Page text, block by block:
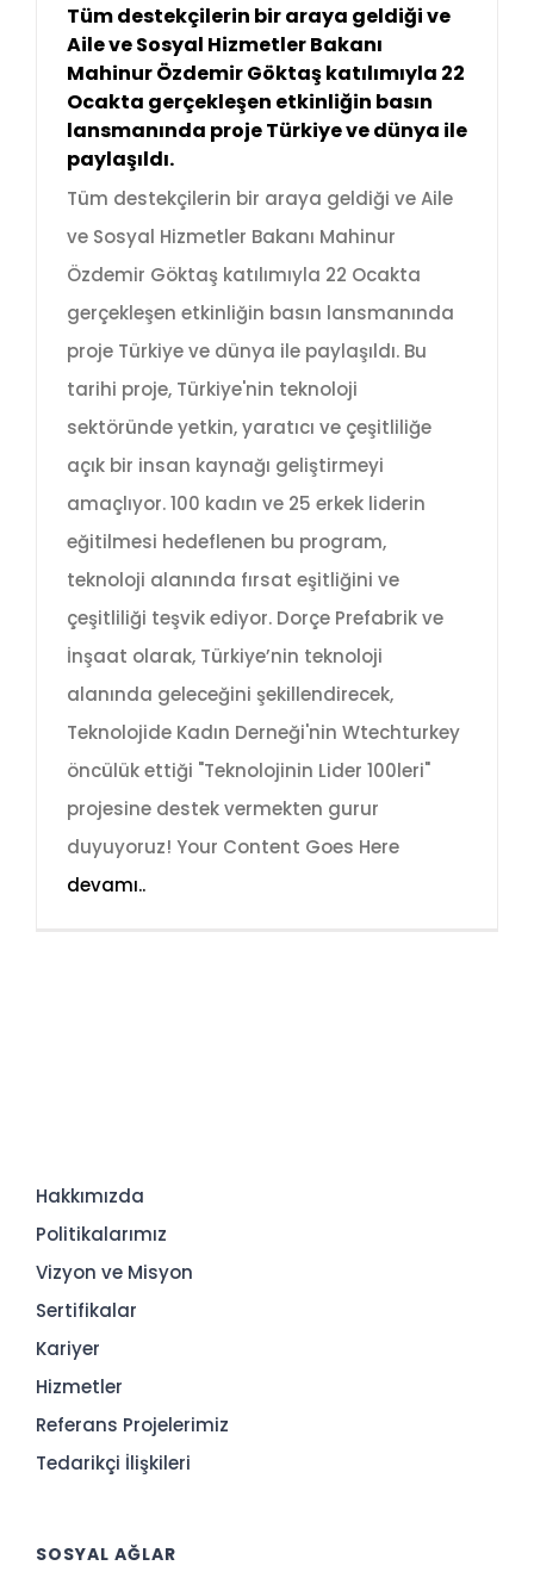
Tüm destekçilerin bir araya geldiği ve
Aile ve Sosyal Hizmetler Bakanı
Mahinur Özdemir Göktaş katılımıyla 22
Ocakta gerçekleşen etkinliğin basın
lansmanında proje Türkiye ve dünya ile
paylaşıldı.
Tüm destekçilerin bir araya geldiği ve Aile
ve Sosyal Hizmetler Bakanı Mahinur
Özdemir Göktaş katılımıyla 22 Ocakta
gerçekleşen etkinliğin basın lansmanında
proje Türkiye ve dünya ile paylaşıldı. Bu
tarihi proje, Türkiye'nin teknoloji
sektöründe yetkin, yaratıcı ve çeşitliliğe
açık bir insan kaynağı geliştirmeyi
amaçlıyor. 100 kadın ve 25 erkek liderin
eğitilmesi hedeflenen bu program,
teknoloji alanında fırsat eşitliğini ve
çeşitliliği teşvik ediyor. Dorçe Prefabrik ve
İnşaat olarak, Türkiye’nin teknoloji
alanında geleceğini şekillendirecek,
Teknolojide Kadın Derneği'nin Wtechturkey
öncülük ettiği "Teknolojinin Lider 100leri"
projesine destek vermekten gurur
duyuyoruz! Your Content Goes Here
devamı..
Hakkımızda
Politikalarımız
Vizyon ve Misyon
Sertifikalar
Kariyer
Hizmetler
Referans Projelerimiz
Tedarikçi İlişkileri
SOSYAL AĞLAR